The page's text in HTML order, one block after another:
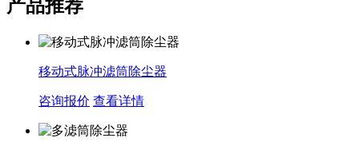
产品推荐
移动式脉冲滤筒除尘器
咨询报价 查看详情